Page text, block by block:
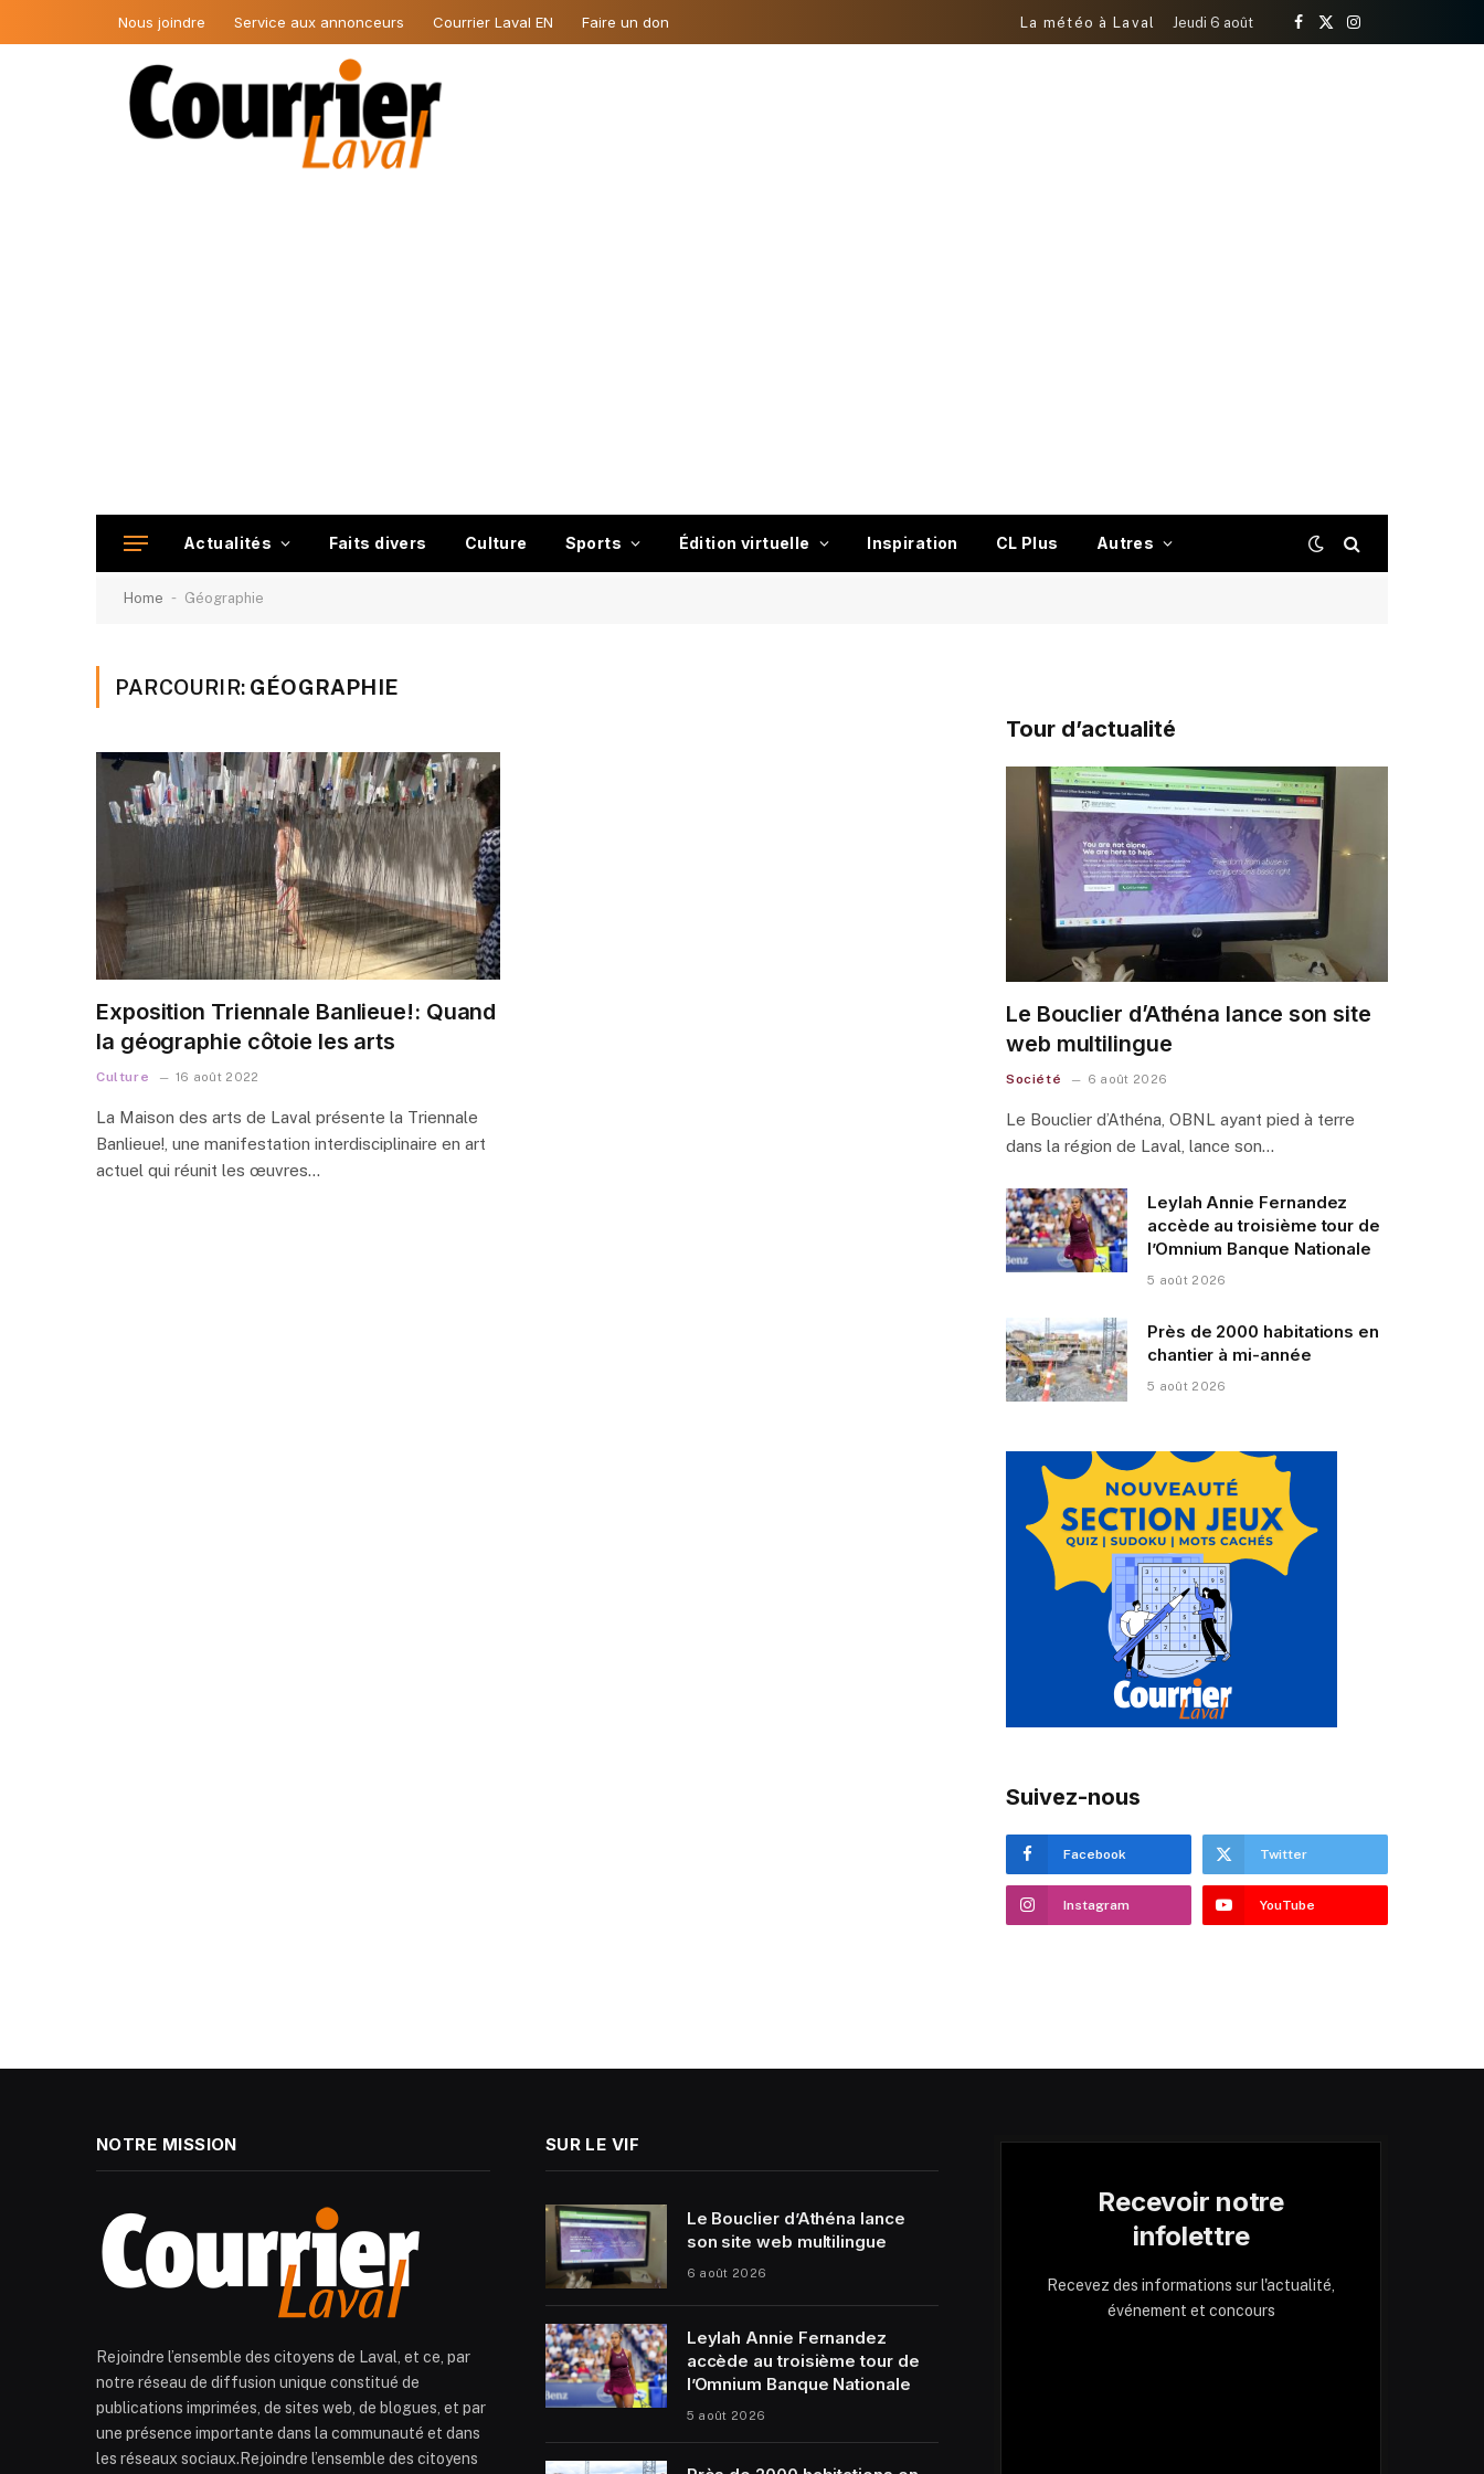
Nous joindre Service aux annonceurs Courrier Laval EN Faire un don La météo à Laval Jeudi 6 août
Facebook
X
Instagram
Actualités Faits divers Culture Sports Édition virtuelle Inspiration CL Plus Autres
Home - Géographie
PARCOURIR: GÉOGRAPHIE
Exposition Triennale Banlieue!: Quand
la géographie côtoie les arts
Culture 16 août 2022
La Maison des arts de Laval présente la Triennale
Banlieue!, une manifestation interdisciplinaire en art
actuel qui réunit les œuvres…
Tour d’actualité
Le Bouclier d’Athéna lance son site
web multilingue
Société 6 août 2026
Le Bouclier d’Athéna, OBNL ayant pied à terre
dans la région de Laval, lance son…
Leylah Annie Fernandez
accède au troisième tour de
l’Omnium Banque Nationale
5 août 2026
Près de 2000 habitations en
chantier à mi-année
5 août 2026
Suivez-nous
Facebook Twitter
Instagram YouTube
NOTRE MISSION
Rejoindre l’ensemble des citoyens de Laval, et ce, par
notre réseau de diffusion unique constitué de
publications imprimées, de sites web, de blogues, et par
une présence importante dans la communauté et dans
les réseaux sociaux.Rejoindre l’ensemble des citoyens
SUR LE VIF
Le Bouclier d’Athéna lance
son site web multilingue
6 août 2026
Leylah Annie Fernandez
accède au troisième tour de
l’Omnium Banque Nationale
5 août 2026
Recevoir notre
infolettre
Recevez des informations sur l'actualité,
événement et concours